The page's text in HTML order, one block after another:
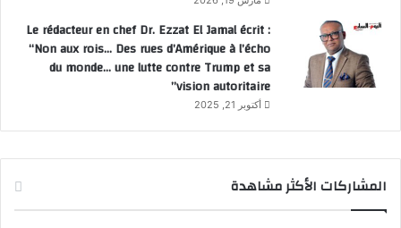
Le rédacteur en chef Dr. Ezzat El Jamal écrit :
“Non aux rois… Des rues d’Amérique à l’écho
du monde… une lutte contre Trump et sa
vision autoritaire”
أكتوبر 21, 2025
المشاركات الأكثر مشاهدة